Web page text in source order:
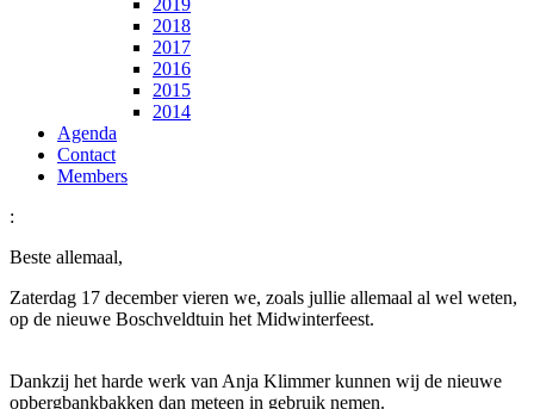
2019
2018
2017
2016
2015
2014
Agenda
Contact
Members
:
Beste allemaal,
Zaterdag 17 december vieren we, zoals jullie allemaal al wel weten,
op de nieuwe Boschveldtuin het Midwinterfeest.
Dankzij het harde werk van Anja Klimmer kunnen wij de nieuwe
opbergbankbakken dan meteen in gebruik nemen.